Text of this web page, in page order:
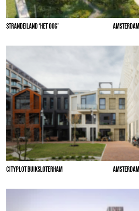
STRANDEILAND ‘HET OOG’ AMSTERDAM
CITYPLOT BUIKSLOTERHAM AMSTERDAM